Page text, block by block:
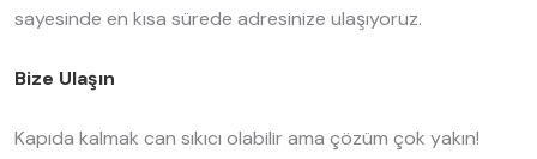
sayesinde en kısa sürede adresinize ulaşıyoruz.
Bize Ulaşın
Kapıda kalmak can sıkıcı olabilir ama çözüm çok yakın!